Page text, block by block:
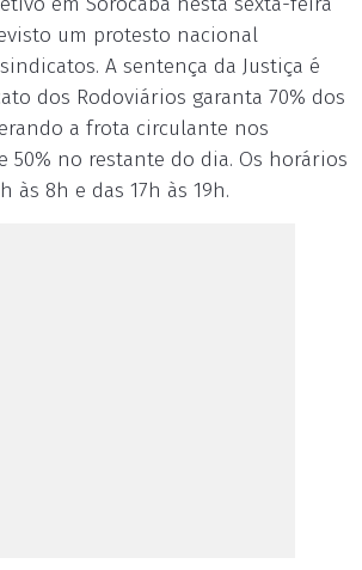
um protesto nacional
A sentença da Justiça é
dos Rodoviários garanta 70% dos
a frota circulante nos
50% no restante do dia. Os horários
às 8h e das 17h às 19h.